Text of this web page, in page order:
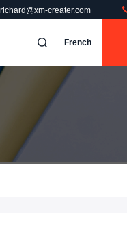
richard@xm-creater.com
French